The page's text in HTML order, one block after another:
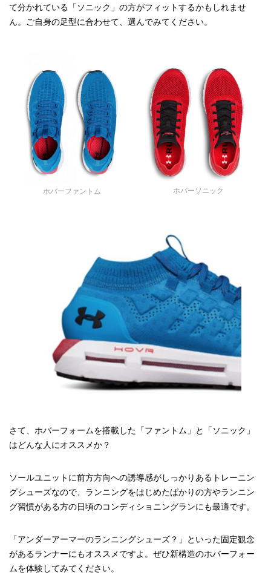
て分かれている「ソニック」の方がフィットするかもしれませ
ん。ご自身の足型に合わせて、選んでみてください。
ホバーファントム ホバーソニック
さて、ホバーフォームを搭載した「ファントム」と「ソニック」
はどんな人にオススメか？
ソールユニットに前方方向への誘導感がしっかりあるトレーニン
グシューズなので、ランニングをはじめたばかりの方やランニン
グ習慣がある方の日頃のコンディショニングランにも最適です。
「アンダーアーマーのランニングシューズ？」といった固定観念
があるランナーにもオススメですよ。ぜひ新構造のホバーフォー
ムを体験してみてください。